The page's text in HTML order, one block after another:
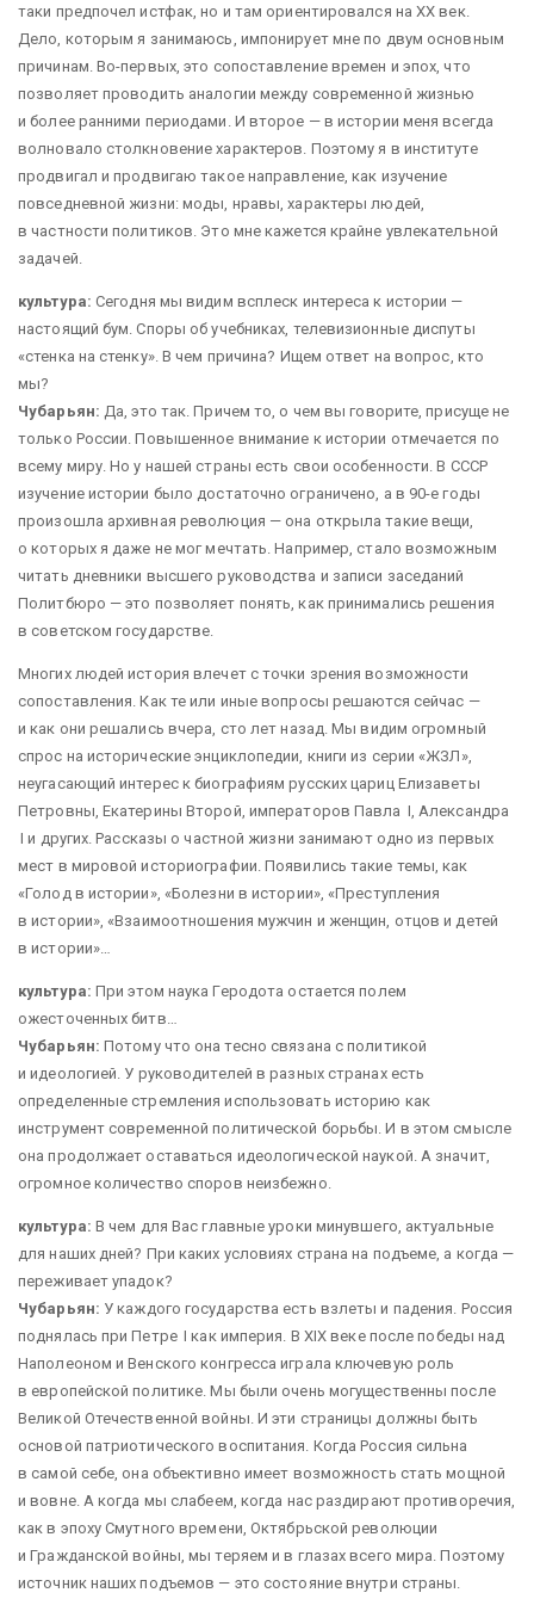
таки предпочел истфак, но и там ориентировался на ХХ век.
Дело, которым я занимаюсь, импонирует мне по двум основным
причинам. Во-первых, это сопоставление времен и эпох, что
позволяет проводить аналогии между современной жизнью
и более ранними периодами. И второе — ​в истории меня всегда
волновало столкновение характеров. Поэтому я в институте
продвигал и продвигаю такое направление, как изучение
повседневной жизни: моды, нравы, характеры людей,
в частности политиков. Это мне кажется крайне увлекательной
задачей.
культура: Сегодня мы видим всплеск интереса к истории — ​
настоящий бум. Споры об учебниках, телевизионные диспуты
«стенка на стенку». В чем причина? Ищем ответ на вопрос, кто
мы?
Чубарьян: Да, это так. Причем то, о чем вы говорите, присуще не
только России. Повышенное внимание к истории отмечается по
всему миру. Но у нашей страны есть свои особенности. В СССР
изучение истории было достаточно ограничено, а в 90-е годы
произошла архивная революция — ​она открыла такие вещи,
о которых я даже не мог мечтать. Например, стало возможным
читать дневники высшего руководства и записи заседаний
Политбюро — ​это позволяет понять, как принимались решения
в советском государстве.
Многих людей история влечет с точки зрения возможности
сопоставления. Как те или иные вопросы решаются сейчас — ​
и как они решались вчера, сто лет назад. Мы видим огромный
спрос на исторические энциклопедии, книги из серии «ЖЗЛ»,
неугасающий интерес к биографиям русских цариц Елизаветы
Петровны, Екатерины Второй, императоров Павла I, Александра
I и других. Рассказы о частной жизни занимают одно из первых
мест в мировой историографии. Появились такие темы, как
«Голод в истории», «Болезни в истории», «Преступления
в истории», «Взаимоотношения мужчин и женщин, отцов и детей
в истории»…
культура: При этом наука Геродота остается полем
ожесточенных битв…
Чубарьян: Потому что она тесно связана с политикой
и идеологией. У руководителей в разных странах есть
определенные стремления использовать историю как
инструмент современной политической борьбы. И в этом смысле
она продолжает оставаться идеологической наукой. А значит,
огромное количество споров неизбежно.
культура: В чем для Вас главные уроки минувшего, актуальные
для наших дней? При каких условиях страна на подъеме, а когда —
​переживает упадок?
Чубарьян: У каждого государства есть взлеты и падения. Россия
поднялась при Петре I как империя. В XIX веке после победы над
Наполеоном и Венского конгресса играла ключевую роль
в европейской политике. Мы были очень могущественны после
Великой Отечественной войны. И эти страницы должны быть
основой патриотического воспитания. Когда Россия сильна
в самой себе, она объективно имеет возможность стать мощной
и вовне. А когда мы слабеем, когда нас раздирают противоречия,
как в эпоху Смутного времени, Октябрьской революции
и Гражданской войны, мы теряем и в глазах всего мира. Поэтому
источник наших подъемов — ​это состояние внутри страны.